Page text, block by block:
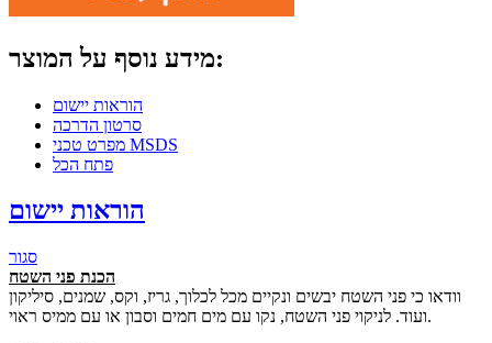
מידע נוסף על המוצר:
הוראות יישום
סרטון הדרכה
MSDS
פתח הכל
הוראות יישום
סגור
הכנת פני השטח
וודאו כי פני השטח יבשים ונקיים מכל לכלוך, גריז, וקס, שמנים, סיליקון
ועוד. לניקוי פני השטח, נקו עם מים חמים וסבון או עם ממיס ראוי.